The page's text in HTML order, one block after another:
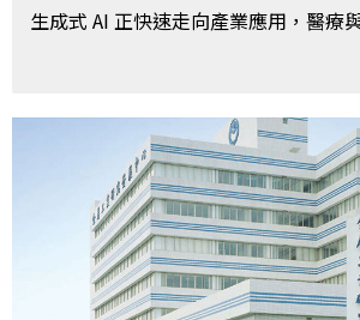
生成式 AI 正快速走向產業應用，醫療